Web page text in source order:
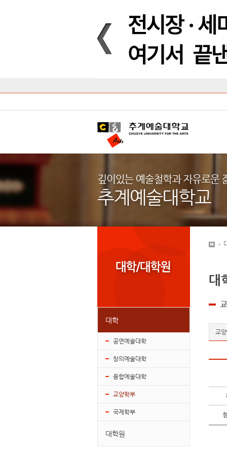
대학안내
입학안내
대학/대학원
학사안내
대학생활
직속/부속기관
대학
공연예술대학
창의예술대학
융합예술대학
교양학부
국제학부
대학원
대
교